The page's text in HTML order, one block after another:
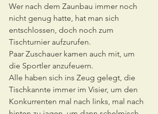
Wer nach dem Zaunbau immer noch
nicht genug hatte, hat man sich
entschlossen, doch noch zum
Tischturnier aufzurufen.
Paar Zuschauer kamen auch mit, um
die Sportler anzufeuern.
Alle haben sich ins Zeug gelegt, die
Tischkannte immer im Visier, um den
Konkurrenten mal nach links, mal nach